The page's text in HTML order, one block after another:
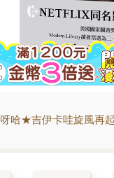
呀哈★吉伊卡哇旋風再